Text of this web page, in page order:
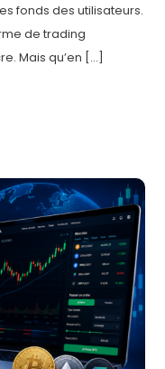
fonds des utilisateurs.
de trading
Mais qu’en […]